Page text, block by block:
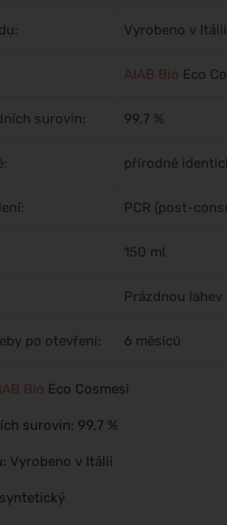
Vyrobeno v Itálii
AIAB Bio Eco
surovin: 99,7 %
přírodně
PCR (post-
150 ml
Prázdnou
po otevření: 6 měsíců
Bio Eco Cosmesi
surovin: 99,7 %
Vyrobeno v Itálii